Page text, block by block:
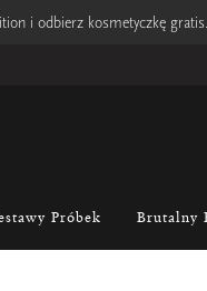
i odbierz kosmetyczkę gratis.
Próbek Brutalny